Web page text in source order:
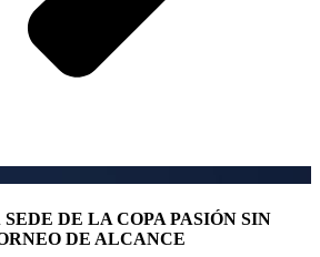
DE LA COPA PASIÓN SIN
DE ALCANCE